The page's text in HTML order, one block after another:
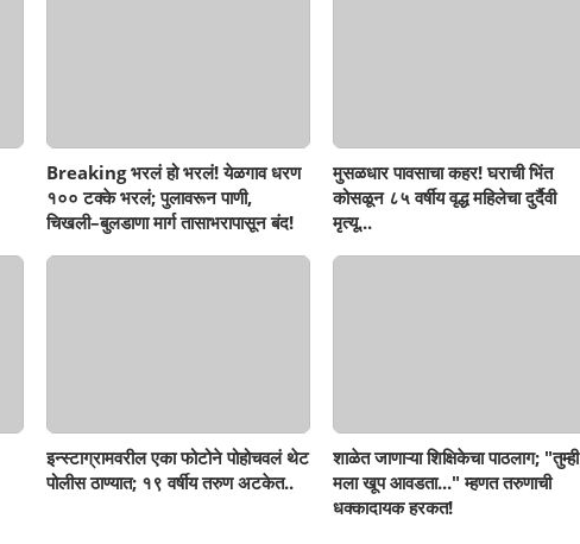
Breaking भरलं हो भरलं! येळगाव धरण
१०० टक्के भरलं; पुलावरून पाणी,
चिखली–बुलडाणा मार्ग तासाभरापासून बंद!
मुसळधार पावसाचा कहर! घराची भिंत
कोसळून ८५ वर्षीय वृद्ध महिलेचा दुर्दैवी
मृत्यू...
इन्स्टाग्रामवरील एका फोटोने पोहोचवलं थेट
पोलीस ठाण्यात; १९ वर्षीय तरुण अटकेत..
शाळेत जाणाऱ्या शिक्षिकेचा पाठलाग; "तुम्ही
मला खूप आवडता..." म्हणत तरुणाची
धक्कादायक हरकत!